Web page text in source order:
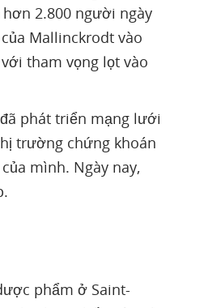
2.800 người ngày
Mallinckrodt vào
tham vọng lọt vào
phát triển mạng lưới
trường chứng khoán
mình. Ngày nay,
phẩm ở Saint-